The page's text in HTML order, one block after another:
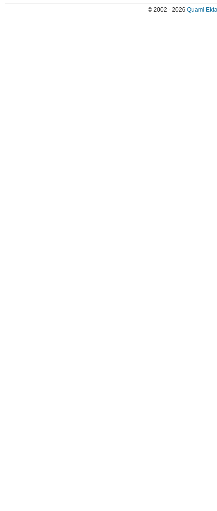
© 2002 - 2026 Quami